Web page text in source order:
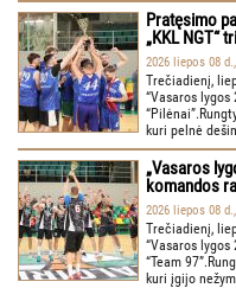
Pratęsimo
„KKL NGT“
2026 liepos 08
Trečiadienį,
“Vasaros lygos
kuri pelnė
„Vasaros
komandos
2026 liepos 08
Trečiadienį,
“Vasaros lygos
“Team
kuri įgijo